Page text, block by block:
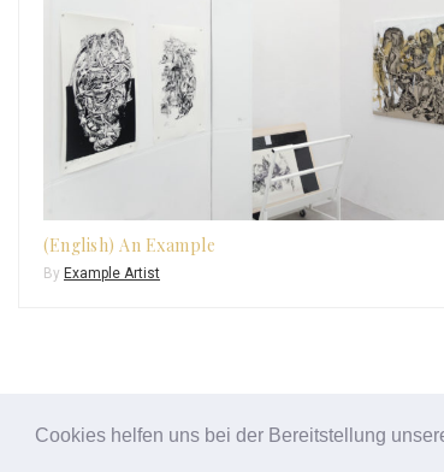
Cookies helfen uns bei der Bereitstellung
(English) An Example
By Example Artist
All Rights Reserved